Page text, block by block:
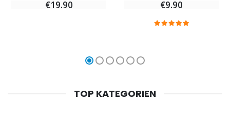
€19.90 €9.90
TOP KATEGORIEN